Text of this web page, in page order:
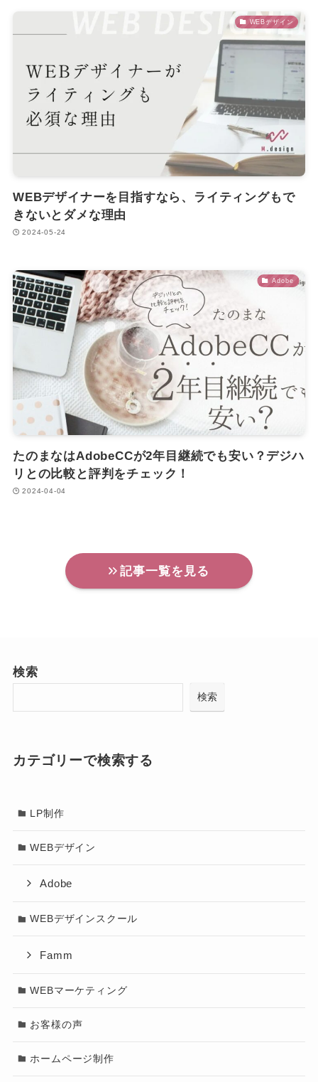
WEBデザイン
WEBデザイナーを目指すなら、ライティングもで
きないとダメな理由
2024-05-24
Adobe
たのまなはAdobeCCが2年目継続でも安い？デジハ
リとの比較と評判をチェック！
2024-04-04
記事一覧を見る
検索
検索
カテゴリーで検索する
LP制作
WEBデザイン
Adobe
WEBデザインスクール
Famm
WEBマーケティング
お客様の声
ホームページ制作